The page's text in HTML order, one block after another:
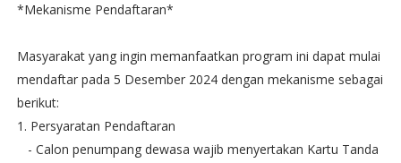
*Mekanisme Pendaftaran*
Masyarakat yang ingin memanfaatkan program ini dapat mulai
mendaftar pada 5 Desember 2024 dengan mekanisme sebagai
berikut:
1. Persyaratan Pendaftaran
- Calon penumpang dewasa wajib menyertakan Kartu Tanda